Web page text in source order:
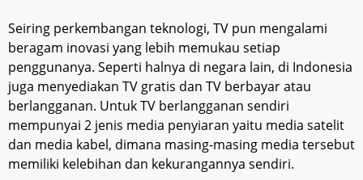
Seiring perkembangan teknologi, TV pun mengalami
beragam inovasi yang lebih memukau setiap
penggunanya. Seperti halnya di negara lain, di Indonesia
juga menyediakan TV gratis dan TV berbayar atau
berlangganan. Untuk TV berlangganan sendiri
mempunyai 2 jenis media penyiaran yaitu media satelit
dan media kabel, dimana masing-masing media tersebut
memiliki kelebihan dan kekurangannya sendiri.